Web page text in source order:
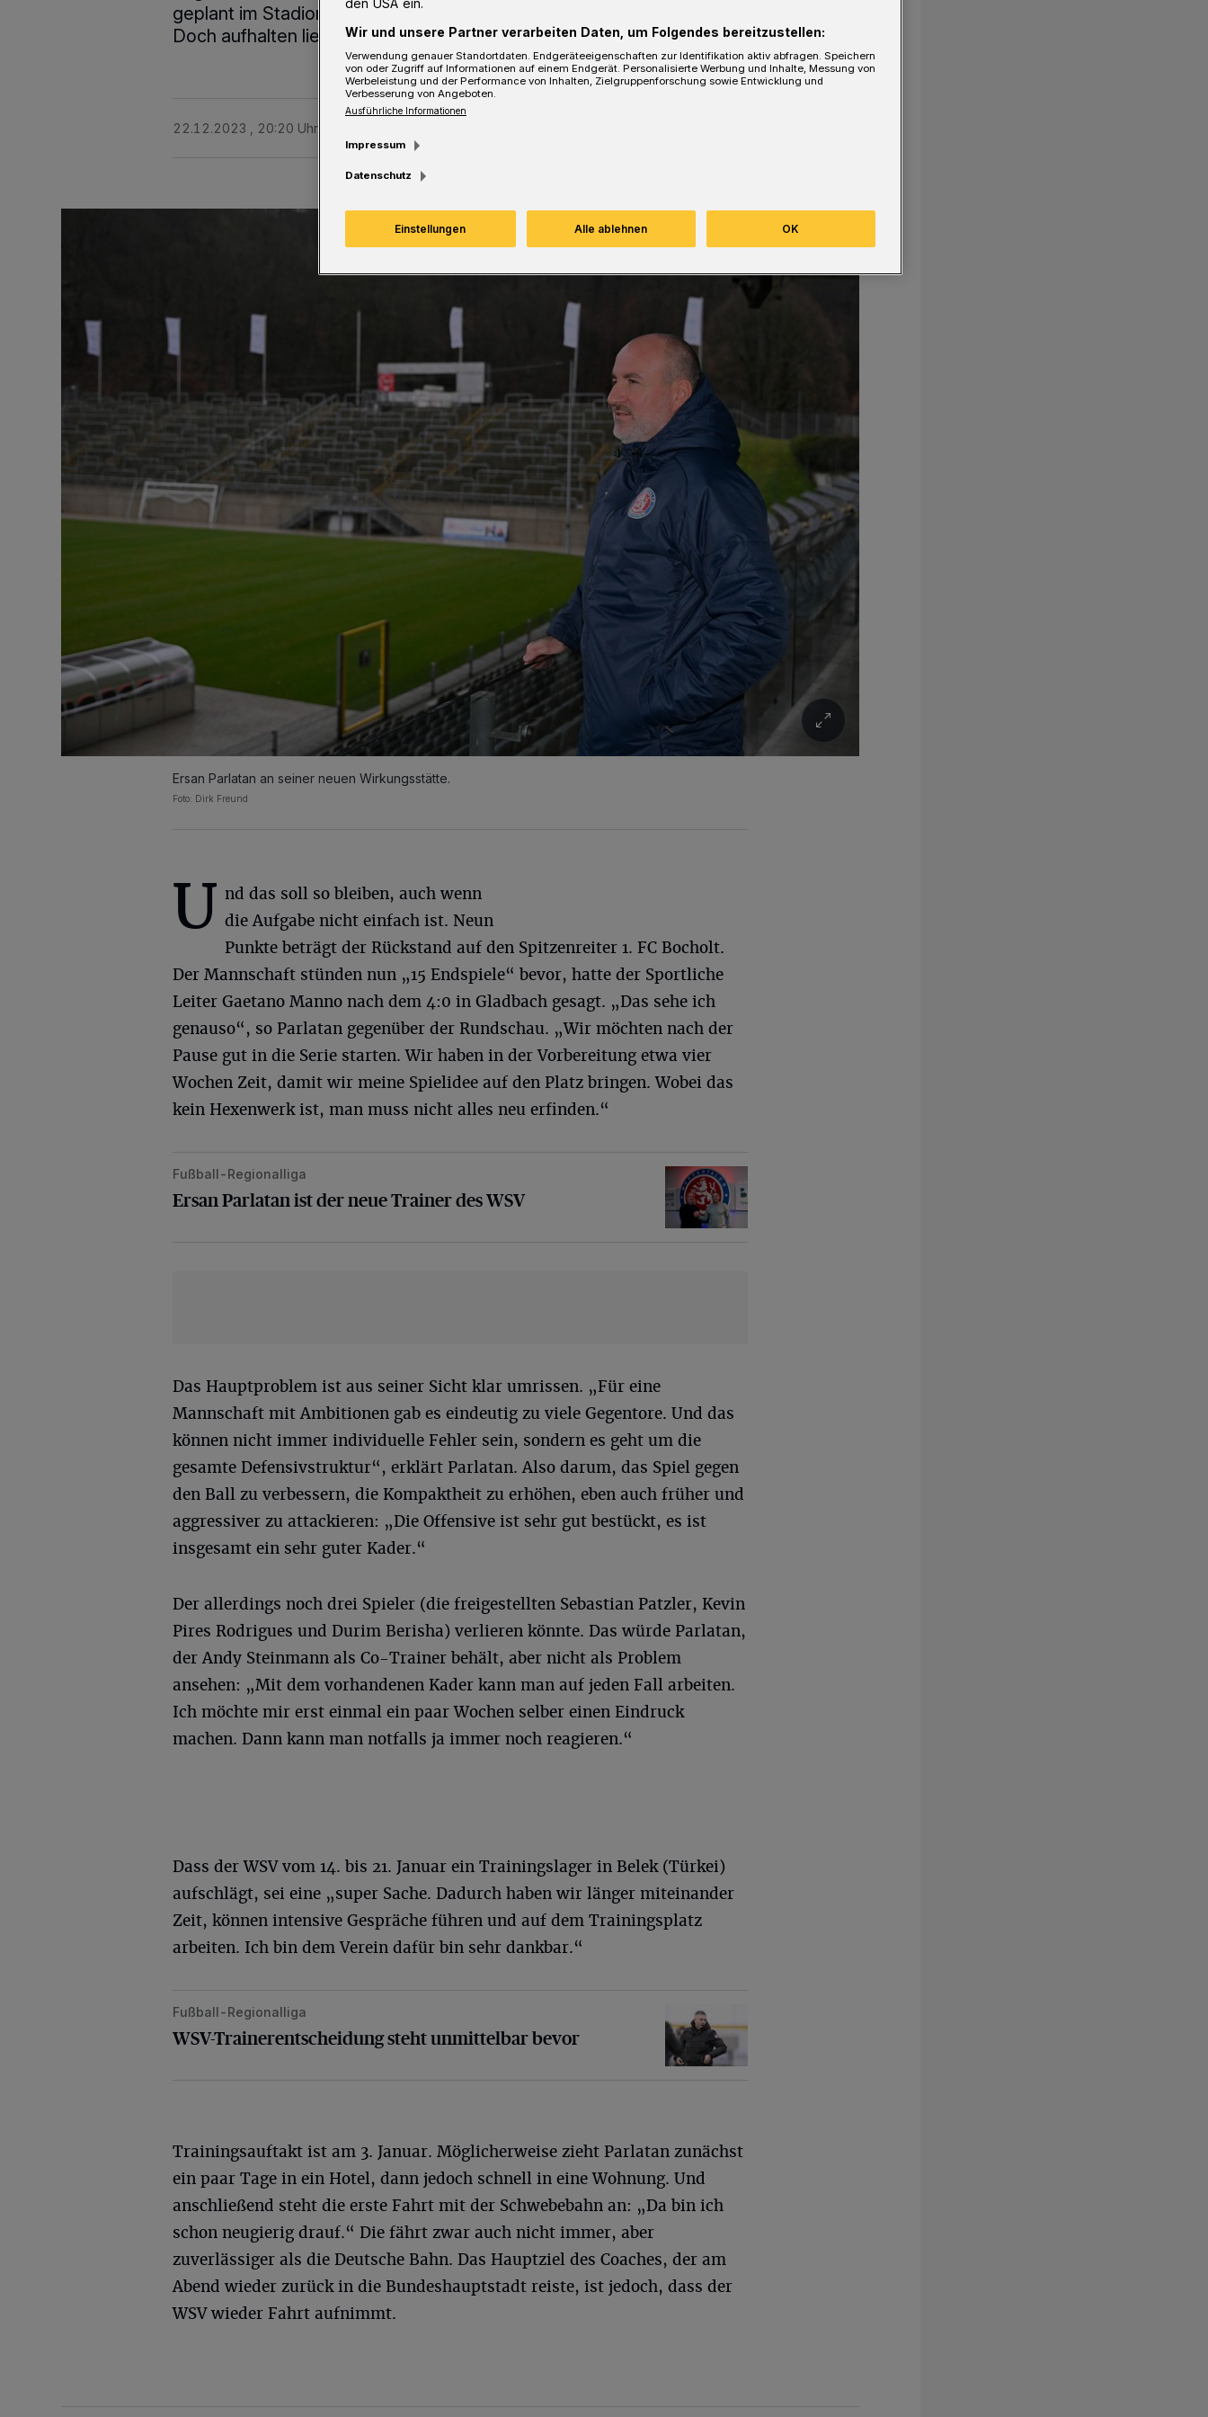
geplant im Stadion am Zoo ankam, um den Vertrag zu unterschreiben.
Doch aufhalten ließ er sich nicht.
22.12.2023 , 20:20 Uhr
Ersan Parlatan an seiner neuen Wirkungsstätte.
Foto: Dirk Freund
U nd das soll so bleiben, auch wenn
die Aufgabe nicht einfach ist. Neun
Punkte beträgt der Rückstand auf den Spitzenreiter 1. FC Bocholt.
Der Mannschaft stünden nun „15 Endspiele“ bevor, hatte der Sportliche
Leiter Gaetano Manno nach dem 4:0 in Gladbach gesagt. „Das sehe ich
genauso“, so Parlatan gegenüber der Rundschau. „Wir möchten nach der
Pause gut in die Serie starten. Wir haben in der Vorbereitung etwa vier
Wochen Zeit, damit wir meine Spielidee auf den Platz bringen. Wobei das
kein Hexenwerk ist, man muss nicht alles neu erfinden.“
Ersan Parlatan ist der neue Trainer des WSV
Fußball-Regionalliga
Ersan Parlatan ist der neue Trainer des WSV
Das Hauptproblem ist aus seiner Sicht klar umrissen. „Für eine
Mannschaft mit Ambitionen gab es eindeutig zu viele Gegentore. Und das
können nicht immer individuelle Fehler sein, sondern es geht um die
gesamte Defensivstruktur“, erklärt Parlatan. Also darum, das Spiel gegen
den Ball zu verbessern, die Kompaktheit zu erhöhen, eben auch früher und
aggressiver zu attackieren: „Die Offensive ist sehr gut bestückt, es ist
insgesamt ein sehr guter Kader.“
Der allerdings noch drei Spieler (die freigestellten Sebastian Patzler, Kevin
Pires Rodrigues und Durim Berisha) verlieren könnte. Das würde Parlatan,
der Andy Steinmann als Co-Trainer behält, aber nicht als Problem
ansehen: „Mit dem vorhandenen Kader kann man auf jeden Fall arbeiten.
Ich möchte mir erst einmal ein paar Wochen selber einen Eindruck
machen. Dann kann man notfalls ja immer noch reagieren.“
Dass der WSV vom 14. bis 21. Januar ein Trainingslager in Belek (Türkei)
aufschlägt, sei eine „super Sache. Dadurch haben wir länger miteinander
Zeit, können intensive Gespräche führen und auf dem Trainingsplatz
arbeiten. Ich bin dem Verein dafür bin sehr dankbar.“
WSV-Trainerentscheidung steht unmittelbar bevor
Fußball-Regionalliga
WSV-Trainerentscheidung steht unmittelbar bevor
Trainingsauftakt ist am 3. Januar. Möglicherweise zieht Parlatan zunächst
ein paar Tage in ein Hotel, dann jedoch schnell in eine Wohnung. Und
anschließend steht die erste Fahrt mit der Schwebebahn an: „Da bin ich
schon neugierig drauf.“ Die fährt zwar auch nicht immer, aber
zuverlässiger als die Deutsche Bahn. Das Hauptziel des Coaches, der am
Abend wieder zurück in die Bundeshauptstadt reiste, ist jedoch, dass der
WSV wieder Fahrt aufnimmt.
den USA ein.
Wir und unsere Partner verarbeiten Daten, um Folgendes bereitzustellen:
Verwendung genauer Standortdaten. Endgeräteeigenschaften zur Identifikation aktiv abfragen. Speichern
von oder Zugriff auf Informationen auf einem Endgerät. Personalisierte Werbung und Inhalte, Messung von
Werbeleistung und der Performance von Inhalten, Zielgruppenforschung sowie Entwicklung und
Verbesserung von Angeboten.
Ausführliche Informationen
Impressum
Datenschutz
Einstellungen Alle ablehnen OK